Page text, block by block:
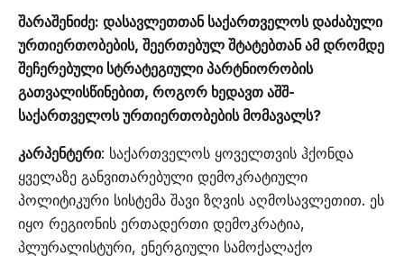
შარაშენიძე: დასავლეთთან საქართველოს დაძაბული
ურთიერთობების, შეერთებულ შტატებთან ამ დრომდე
შეჩერებული სტრატეგიული პარტნიორობის
გათვალისწინებით, როგორ ხედავთ აშშ-
საქართველოს ურთიერთობების მომავალს?
კარპენტერი: საქართველოს ყოველთვის ჰქონდა
ყველაზე განვითარებული დემოკრატიული
პოლიტიკური სისტემა შავი ზღვის აღმოსავლეთით. ეს
იყო რეგიონის ერთადერთი დემოკრატია,
პლურალისტური, ენერგიული სამოქალაქო